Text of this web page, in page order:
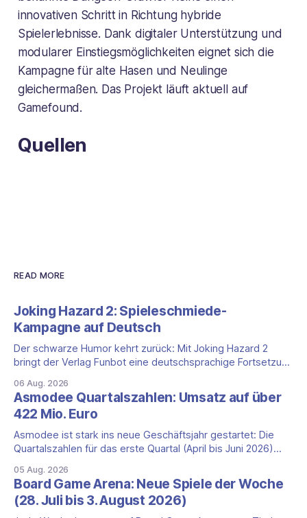
innovativen Schritt in Richtung hybride
Spielerlebnisse. Dank digitaler Unterstützung und
modularer Einstiegsmöglichkeiten eignet sich die
Kampagne für alte Hasen und Neulinge
gleichermaßen. Das Projekt läuft aktuell auf
Gamefound.
Quellen
READ MORE
Joking Hazard 2: Spieleschmiede-
Kampagne auf Deutsch
Der schwarze Humor kehrt zurück: Mit Joking Hazard 2
bringt der Verlag Funbot eine deutschsprachige Fortsetzung
Happiness (Explosm) auf die Spieleschmiede. Wir ordnen
ein, was die Kampagne unter dem Motto „Die fiesen
Comics sind zurück!" bietet und wo sie schweigt.
06 Aug. 2026
Asmodee Quartalszahlen: Umsatz auf über
422 Mio. Euro
Asmodee ist stark ins neue Geschäftsjahr gestartet: Die
Quartalszahlen für das erste Quartal (April bis Juni 2026)
Prozent auf 422,1 Millionen Euro. Getragen wird das
Wachstum weiter von den Sammelkartenspielen, doch
erstmals seit Monaten zeigt auch das klassische
05 Aug. 2026
Board Game Arena: Neue Spiele der Woche
(28. Juli bis 3. August 2026)